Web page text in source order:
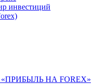
инвестиций
НА FOREX»